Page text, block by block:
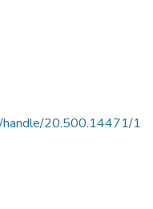
handle/20.500.14471/1